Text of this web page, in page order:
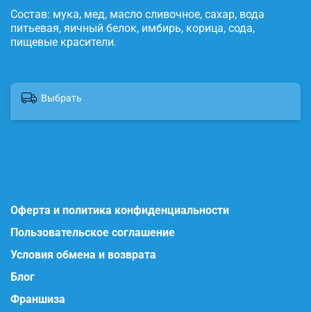
Состав: мука, мед, масло сливочное, сахар, вода
питьевая, яичный белок, имбирь, корица, сода,
пищевые красители.
Выбрать
Оферта и политика конфиденциальности
Пользовательское соглашение
Условия обмена и возврата
Блог
Франшиза